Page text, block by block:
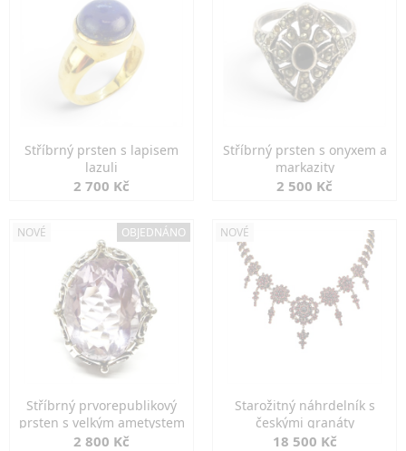
Stříbrný prsten s lapisem
lazuli
2 700 Kč
Stříbrný prsten s onyxem a
markazity
2 500 Kč
NOVÉ OBJEDNÁNO
Stříbrný prvorepublikový
prsten s velkým ametystem
2 800 Kč
NOVÉ
Starožitný náhrdelník s
českými granáty
18 500 Kč